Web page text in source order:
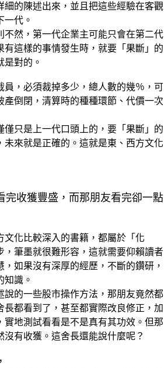
細的陳述出來，並且把這些經驗在客觀
一代。
然，第一代企業主可能只會在第二代
有這樣的事情發生時，就要「果斷」的
是對的。
，必須裁掉多少，總人數的幾％，可
產倒閉，清算時的種種環節、代價一次
只是上一代口頭上的，要「果斷」的
未來就是正確的。這就是東、西方文化
完收獲豐盛，而那朋友看完卻一點
化比較深入的書籍，都屬於「化
，筆墨就很難形容，這就需要仰賴讀者
如果沒有深厚的經歷，不斷的鑽研，
知識。
的一些股市操作方法，那朋友竟然都
長都看到了，甚至都實際改良修正，加
實地測試看看是不是真有其功效。但那
沒有收獲。這舍長還能說什麼呢？